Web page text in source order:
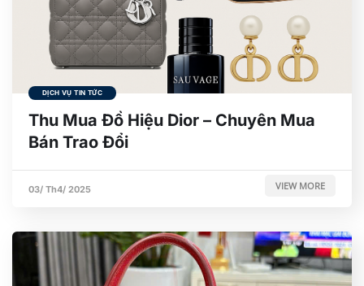
DỊCH VỤ TIN TỨC
Thu Mua Đồ Hiệu Dior – Chuyên Mua
Bán Trao Đổi
03/ Th4/ 2025 VIEW MORE